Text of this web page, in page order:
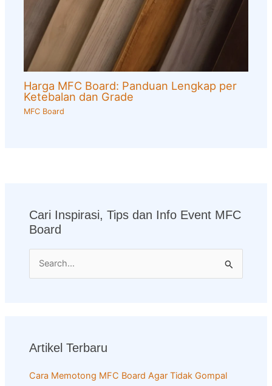
Harga MFC Board: Panduan Lengkap per
Ketebalan dan Grade
MFC Board
Cari Inspirasi, Tips dan Info Event MFC
Board
h
f
Artikel Terbaru
Cara Memotong MFC Board Agar Tidak Gompal